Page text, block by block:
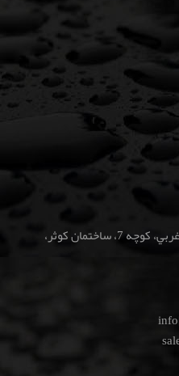
اصفهان، خيابان هشت بهشت غربي، كوچه 7، ساختمان كوثر،